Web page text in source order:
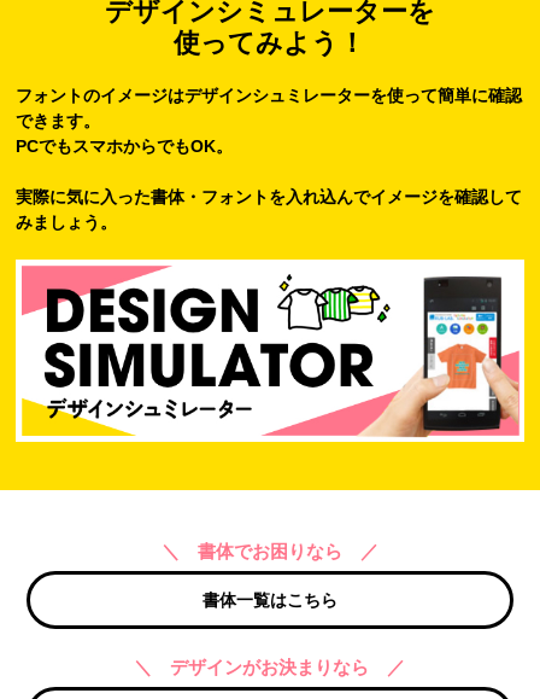
デザインシミュレーターを
使ってみよう！
フォントのイメージはデザインシュミレーターを使って簡単に確認
できます。
PCでもスマホからでもOK。
実際に気に入った書体・フォントを入れ込んでイメージを確認して
みましょう。
＼ 書体でお困りなら ／
書体一覧はこちら
＼ デザインがお決まりなら ／